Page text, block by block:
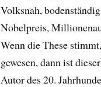
Volksnah,
Nobelpreis,
Wenn die These
gewesen, dann ist
Autor des 20.